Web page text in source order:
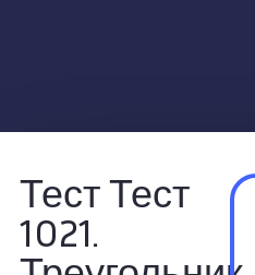
Тест Тест
1021.